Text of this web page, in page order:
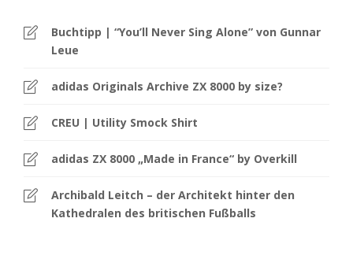
Buchtipp | “You’ll Never Sing Alone” von Gunnar
Leue
adidas Originals Archive ZX 8000 by size?
CREU | Utility Smock Shirt
adidas ZX 8000 „Made in France“ by Overkill
Archibald Leitch – der Architekt hinter den
Kathedralen des britischen Fußballs